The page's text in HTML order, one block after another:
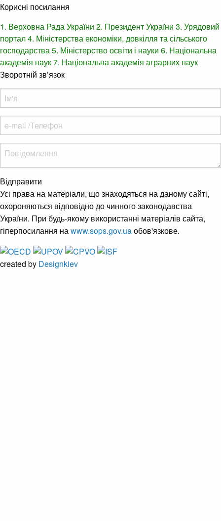
Корисні посилання
1. Верховна Рада України 2. Президент України 3. Урядовий
портал4. Міністерства економіки, довкілля та сільського
господарства5. Міністерство освіти і науки 6. Національна
академія наук7. Національна академія аграрних наук
Зворотній зв’язок
Відправити
Усі права на матеріали, що знаходяться на даному сайті,
охороняються відповідно до чинного законодавства
України. При будь-якому використанні матеріалів сайта,
гіперпосилання наwww.sops.gov.uaобов'язкове.
created by Designkiev